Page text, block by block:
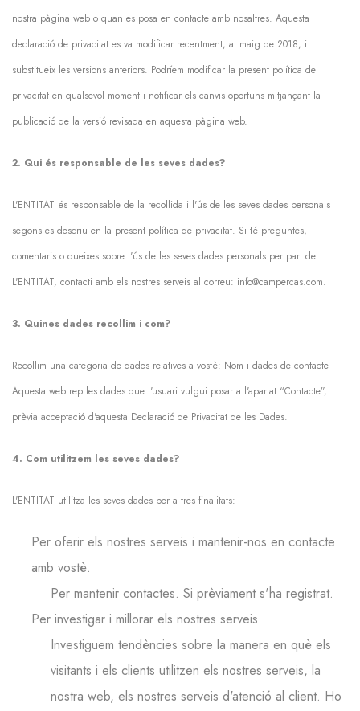
nostra pàgina web o quan es posa en contacte amb nosaltres. Aquesta
declaració de privacitat es va modificar recentment, al maig de 2018, i
substitueix les versions anteriors. Podríem modificar la present política de
privacitat en qualsevol moment i notificar els canvis oportuns mitjançant la
publicació de la versió revisada en aquesta pàgina web.
2. Qui és responsable de les seves dades?
L'ENTITAT és responsable de la recollida i l'ús de les seves dades personals
segons es descriu en la present política de privacitat. Si té preguntes,
comentaris o queixes sobre l'ús de les seves dades personals per part de
L'ENTITAT, contacti amb els nostres serveis al correu: info@campercas.com.
3. Quines dades recollim i com?
Recollim una categoria de dades relatives a vostè: Nom i dades de contacte
Aquesta web rep les dades que l'usuari vulgui posar a l'apartat “Contacte”,
prèvia acceptació d'aquesta Declaració de Privacitat de les Dades.
4. Com utilitzem les seves dades?
L'ENTITAT utilitza les seves dades per a tres finalitats:
Per oferir els nostres serveis i mantenir-nos en contacte
amb vostè.
Per mantenir contactes. Si prèviament s'ha registrat.
Per investigar i millorar els nostres serveis
Investiguem tendències sobre la manera en què els
visitants i els clients utilitzen els nostres serveis, la
nostra web, els nostres serveis d'atenció al client. Ho